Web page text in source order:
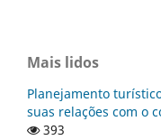
Mais lidos
Planejamento
suas relações com o
393